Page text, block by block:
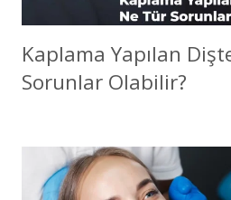
Kaplama Yapılan
Sorunlar Olabilir?